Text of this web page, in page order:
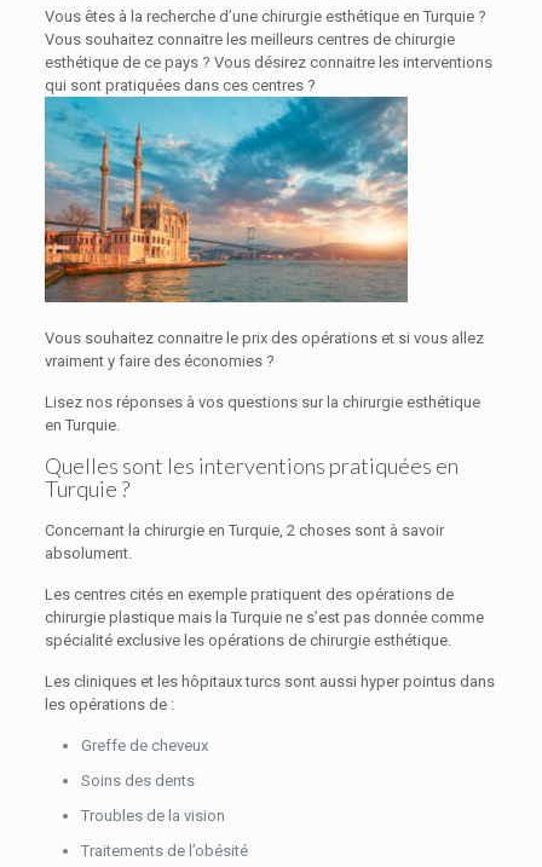
Vous êtes à la recherche d’une chirurgie esthétique en Turquie ?
Vous souhaitez connaitre les meilleurs centres de chirurgie
esthétique de ce pays ? Vous désirez connaitre les interventions
qui sont pratiquées dans ces centres ?
Vous souhaitez connaitre le prix des opérations et si vous allez
vraiment y faire des économies ?
Lisez nos réponses à vos questions sur la chirurgie esthétique
en Turquie.
Quelles sont les interventions pratiquées en
Turquie ?
Concernant la chirurgie en Turquie, 2 choses sont à savoir
absolument.
Les centres cités en exemple pratiquent des opérations de
chirurgie plastique mais la Turquie ne s’est pas donnée comme
spécialité exclusive les opérations de chirurgie esthétique.
Les cliniques et les hôpitaux turcs sont aussi hyper pointus dans
les opérations de :
Greffe de cheveux
Soins des dents
Troubles de la vision
Traitements de l’obésité